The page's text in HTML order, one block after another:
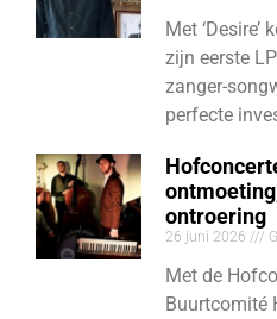
Met
zijn eerste
zanger-
perfecte
ontroering
26 juni 2026
Met de
Buurtcomité